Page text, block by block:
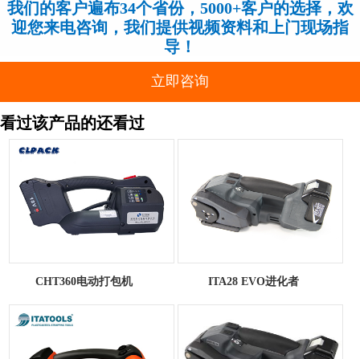
我们的客户遍布34个省份，5000+客户的选择，欢
迎您来电咨询，我们提供视频资料和上门现场指
导！
立即咨询
看过该产品的还看过
CHT360电动打包机 ITA28 EVO进化者